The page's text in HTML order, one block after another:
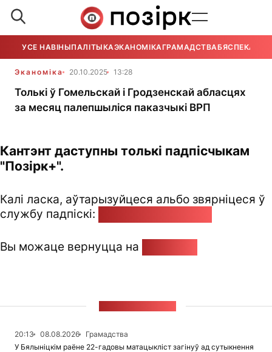
УСЕ НАВІНЫПАЛІТЫКАЭКАНОМІКАГРАМАДСТВАБЯСПЕКА
Эканоміка 20.10.2025 13:28
Толькі ў Гомельскай і Гродзенскай абласцях
за месяц палепшыліся паказчыкі ВРП
Кантэнт даступны толькі падпісчыкам
"Позірк+".
Калі ласка, аўтарызуйцеся альбо звярніцеся ў
службу падпіскі:
Вы можаце вернуцца на
20:13 08.08.2026
Грамадства
У Бялыніцкім раёне 22-гадовы матацыкліст загінуў ад сутыкнення